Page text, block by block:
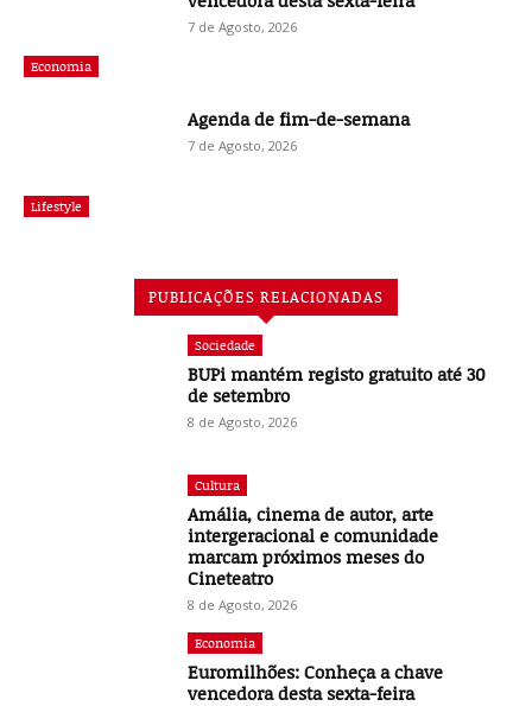
Economia
7 de Agosto, 2026
Lifestyle
Agenda de fim-de-semana
7 de Agosto, 2026
PUBLICAÇÕES RELACIONADAS
Sociedade
BUPi mantém registo gratuito até 30
de setembro
8 de Agosto, 2026
Cultura
Amália, cinema de autor, arte
intergeracional e comunidade
marcam próximos meses do
Cineteatro
8 de Agosto, 2026
Economia
Euromilhões: Conheça a chave
vencedora desta sexta-feira